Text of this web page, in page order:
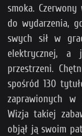
smoka.
do wydarzenia,
swych sił w
elektrycznej, a
przestrzeni.
spośród 130
zaprawionych w
Wizja takiej
objął ją swoim